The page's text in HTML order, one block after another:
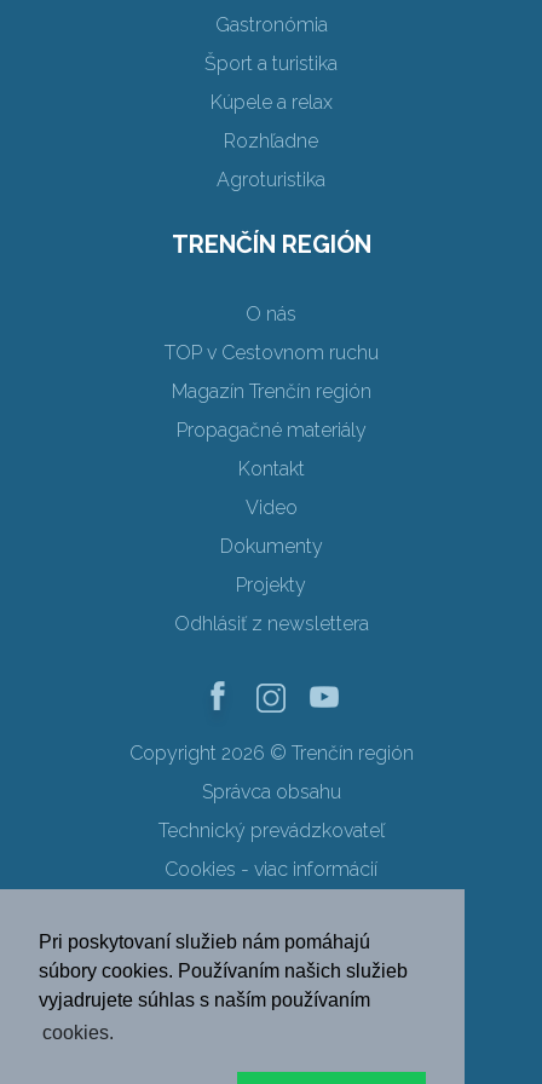
Pri poskytovaní služieb nám pomáhajú
súbory cookies. Používaním našich služieb
vyjadrujete súhlas s naším používaním
cookies.
Gastronómia
Šport a turistika
Kúpele a relax
Rozhľadne
Agroturistika
TRENČÍN REGIÓN
O nás
TOP v Cestovnom ruchu
Magazín Trenčín región
Propagačné materiály
Kontakt
Video
Dokumenty
Projekty
Odhlásiť z newslettera
Copyright 2026 © Trenčín región
Správca obsahu
Technický prevádzkovateľ
Cookies - viac informácií
Ochrana osobných údajov
SK EN DE
PL